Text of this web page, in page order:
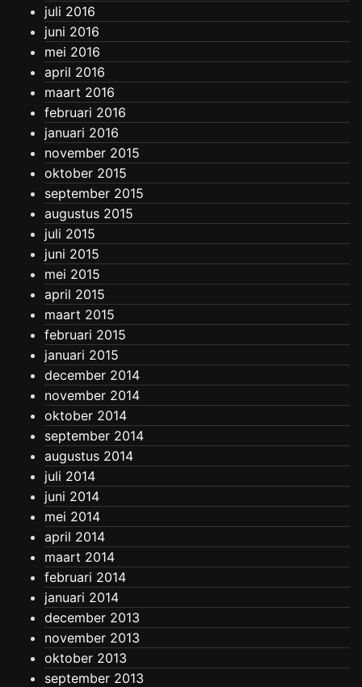
juli 2016
juni 2016
mei 2016
april 2016
maart 2016
februari 2016
januari 2016
november 2015
oktober 2015
september 2015
augustus 2015
juli 2015
juni 2015
mei 2015
april 2015
maart 2015
februari 2015
januari 2015
december 2014
november 2014
oktober 2014
september 2014
augustus 2014
juli 2014
juni 2014
mei 2014
april 2014
maart 2014
februari 2014
januari 2014
december 2013
november 2013
oktober 2013
september 2013